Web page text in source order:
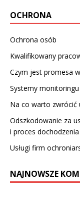
OCHRONA
Ochrona osób
Kwalifikowany
Czym jest promesa
Systemy
Na co warto zwrócić
Odszkodowanie za
i proces dochodzenia
Usługi firm
NAJNOWSZE